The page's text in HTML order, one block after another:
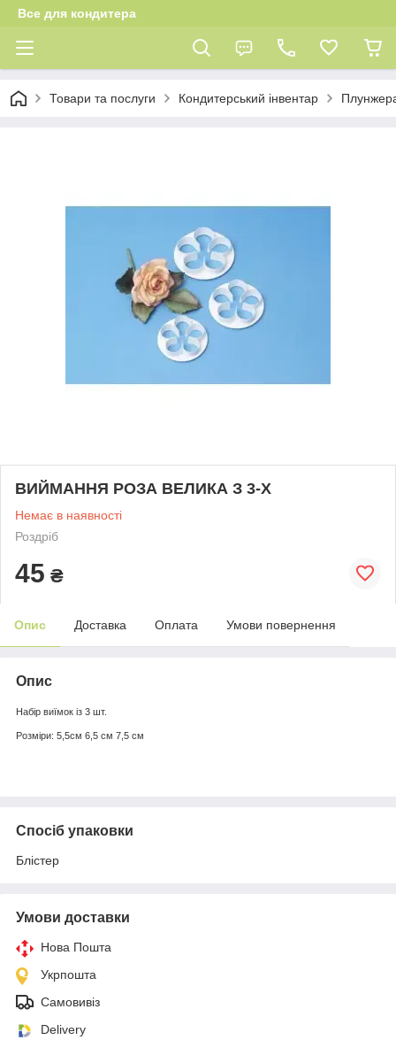
Все для кондитера
Товари та послуги Кондитерський інвентар
ВИЙМАННЯ РОЗА ВЕЛИКА З 3-Х
Немає в наявності
Роздріб
45 ₴
Опис Доставка Оплата Умови повернення
Опис
Набір виїмок із 3 шт.
Розміри: 5,5см 6,5 см 7,5 см
Спосіб упаковки
Блістер
Умови доставки
Нова Пошта
Укрпошта
Самовивіз
Delivery